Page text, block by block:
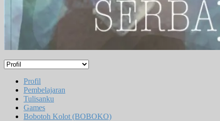
Profil
Pembelajaran
Tulisanku
Games
Bobotoh Kolot (BOBOKO)